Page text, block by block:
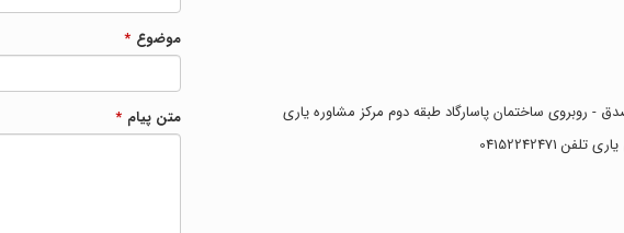
- روبروی ساختمان پاسارگاد طبقه دوم مرکز مشاوره یاری
موضوع *
متن پیام *